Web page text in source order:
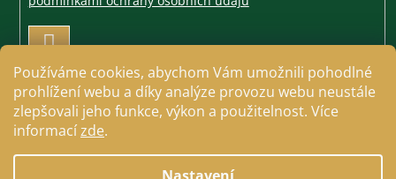
Používáme cookies, abychom Vám umožnili pohodlné
prohlížení webu a díky analýze provozu webu neustále
zlepšovali jeho funkce, výkon a použitelnost. Více
informacízde.
PŘIHLÁSIT